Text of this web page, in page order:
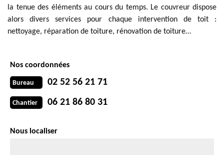
la tenue des éléments au cours du temps. Le couvreur dispose
alors divers services pour chaque intervention de toit :
nettoyage, réparation de toiture, rénovation de toiture…
Nos coordonnées
Bureau 02 52 56 21 71
Chantier 06 21 86 80 31
Nous localiser